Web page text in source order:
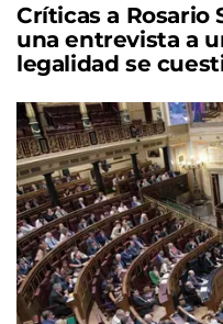
Críticas a Rosario
una entrevista a
legalidad se